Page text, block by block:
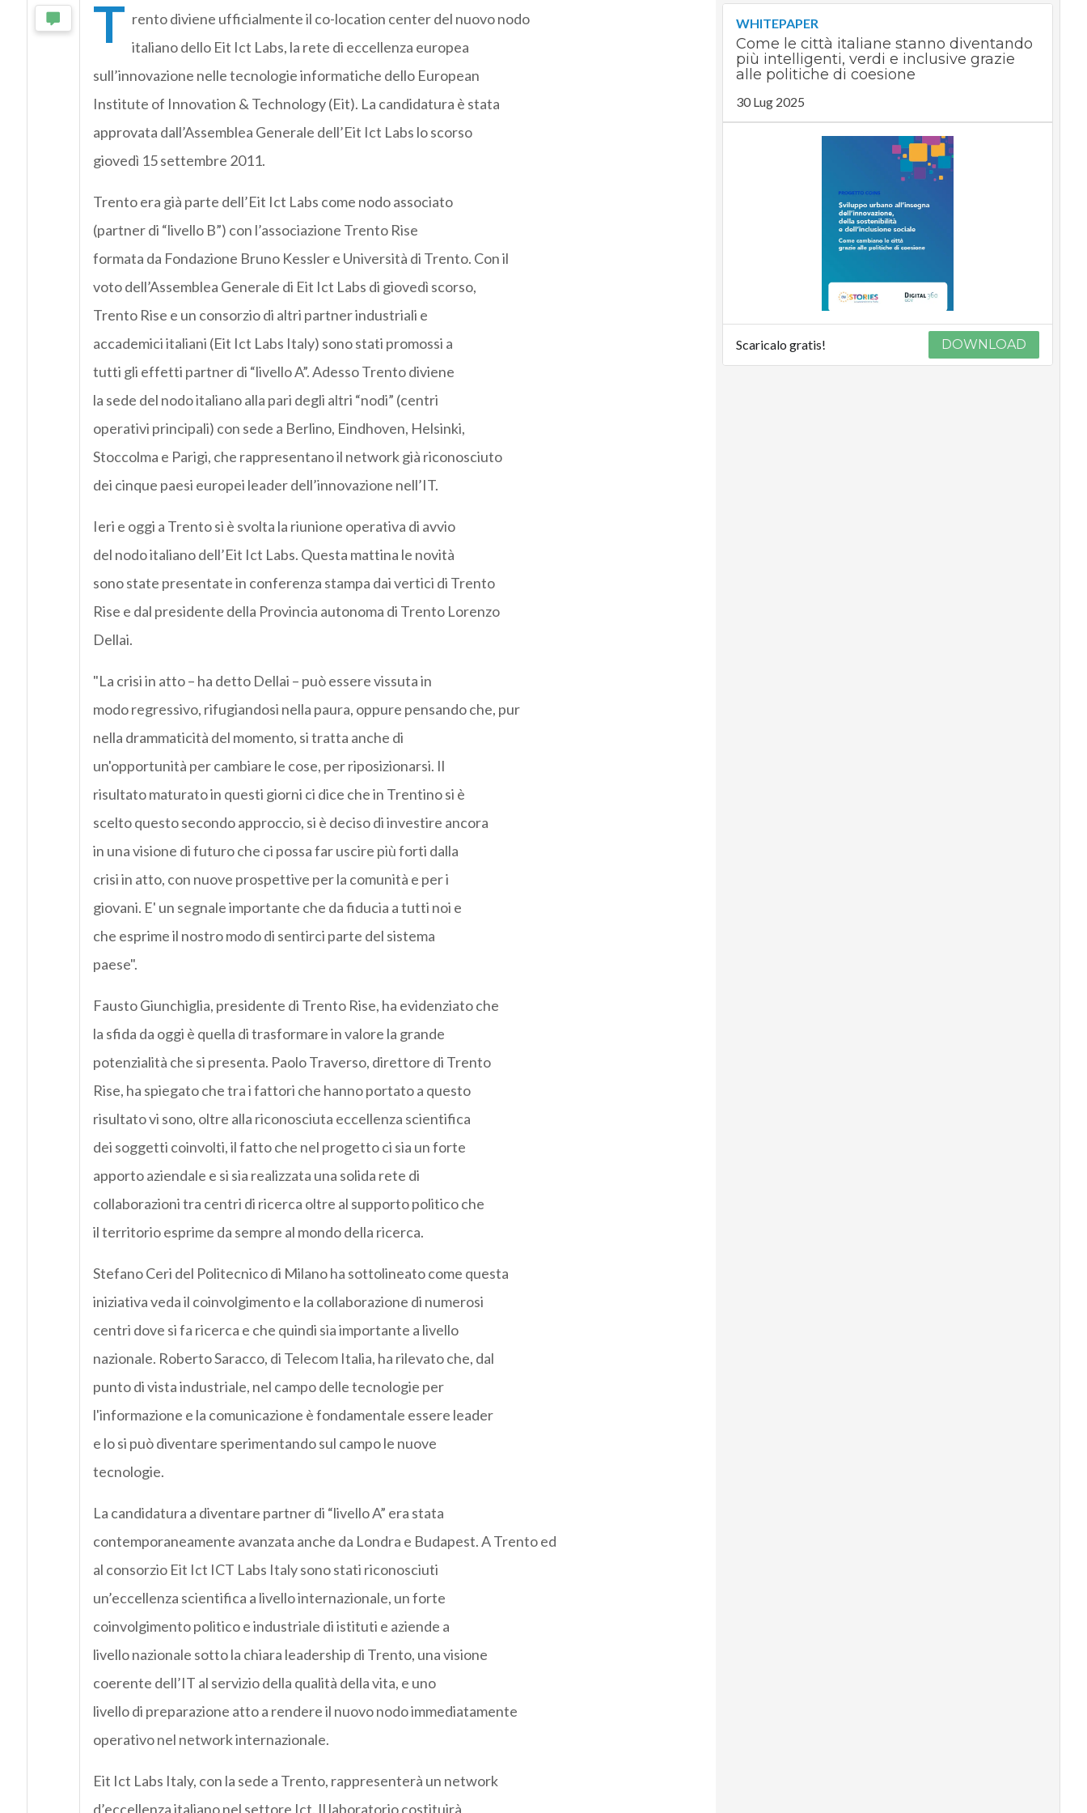
T rento diviene ufficialmente il co-location center del nuovo nodo
italiano dello Eit Ict Labs, la rete di eccellenza europea
sull’innovazione nelle tecnologie informatiche dello European
Institute of Innovation & Technology (Eit). La candidatura è stata
approvata dall’Assemblea Generale dell’Eit Ict Labs lo scorso
giovedì 15 settembre 2011.
Trento era già parte dell’Eit Ict Labs come nodo associato
(partner di “livello B”) con l’associazione Trento Rise
formata da Fondazione Bruno Kessler e Università di Trento. Con il
voto dell’Assemblea Generale di Eit Ict Labs di giovedì scorso,
Trento Rise e un consorzio di altri partner industriali e
accademici italiani (Eit Ict Labs Italy) sono stati promossi a
tutti gli effetti partner di “livello A”. Adesso Trento diviene
la sede del nodo italiano alla pari degli altri “nodi” (centri
operativi principali) con sede a Berlino, Eindhoven, Helsinki,
Stoccolma e Parigi, che rappresentano il network già riconosciuto
dei cinque paesi europei leader dell’innovazione nell’IT.
Ieri e oggi a Trento si è svolta la riunione operativa di avvio
del nodo italiano dell’Eit Ict Labs. Questa mattina le novità
sono state presentate in conferenza stampa dai vertici di Trento
Rise e dal presidente della Provincia autonoma di Trento Lorenzo
Dellai.
"La crisi in atto – ha detto Dellai – può essere vissuta in
modo regressivo, rifugiandosi nella paura, oppure pensando che, pur
nella drammaticità del momento, si tratta anche di
un'opportunità per cambiare le cose, per riposizionarsi. Il
risultato maturato in questi giorni ci dice che in Trentino si è
scelto questo secondo approccio, si è deciso di investire ancora
in una visione di futuro che ci possa far uscire più forti dalla
crisi in atto, con nuove prospettive per la comunità e per i
giovani. E' un segnale importante che da fiducia a tutti noi e
che esprime il nostro modo di sentirci parte del sistema
paese".
Fausto Giunchiglia, presidente di Trento Rise, ha evidenziato che
la sfida da oggi è quella di trasformare in valore la grande
potenzialità che si presenta. Paolo Traverso, direttore di Trento
Rise, ha spiegato che tra i fattori che hanno portato a questo
risultato vi sono, oltre alla riconosciuta eccellenza scientifica
dei soggetti coinvolti, il fatto che nel progetto ci sia un forte
apporto aziendale e si sia realizzata una solida rete di
collaborazioni tra centri di ricerca oltre al supporto politico che
il territorio esprime da sempre al mondo della ricerca.
Stefano Ceri del Politecnico di Milano ha sottolineato come questa
iniziativa veda il coinvolgimento e la collaborazione di numerosi
centri dove si fa ricerca e che quindi sia importante a livello
nazionale. Roberto Saracco, di Telecom Italia, ha rilevato che, dal
punto di vista industriale, nel campo delle tecnologie per
l'informazione e la comunicazione è fondamentale essere leader
e lo si può diventare sperimentando sul campo le nuove
tecnologie.
La candidatura a diventare partner di “livello A” era stata
contemporaneamente avanzata anche da Londra e Budapest. A Trento ed
al consorzio Eit Ict ICT Labs Italy sono stati riconosciuti
un’eccellenza scientifica a livello internazionale, un forte
coinvolgimento politico e industriale di istituti e aziende a
livello nazionale sotto la chiara leadership di Trento, una visione
coerente dell’IT al servizio della qualità della vita, e uno
livello di preparazione atto a rendere il nuovo nodo immediatamente
operativo nel network internazionale.
Eit Ict Labs Italy, con la sede a Trento, rappresenterà un network
d’eccellenza italiano nel settore Ict. Il laboratorio costituirà
WHITEPAPER
Come le città italiane stanno diventando
più intelligenti, verdi e inclusive grazie
alle politiche di coesione
30 Lug 2025
Scaricalo gratis! DOWNLOAD